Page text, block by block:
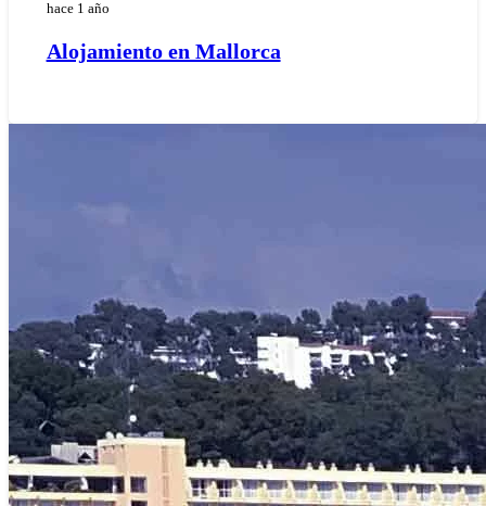
hace 1 año
Alojamiento en Mallorca